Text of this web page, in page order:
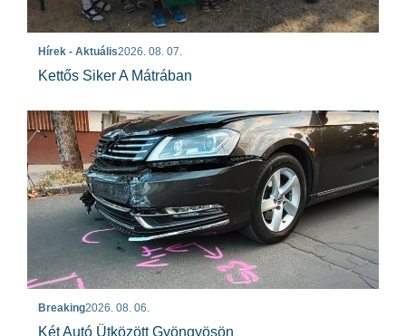
Hírek - Aktuális2026. 08. 07.
Kettős Siker A Mátrában
Breaking2026. 08. 06.
Két Autó Ütközött Gyöngyösön